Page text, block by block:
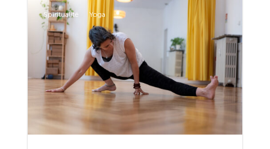
Spiritualité Yoga